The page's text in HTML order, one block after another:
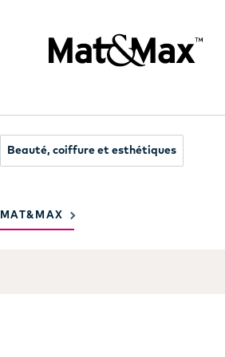
Beauté, coiffure et esthétiques
MAT&MAX